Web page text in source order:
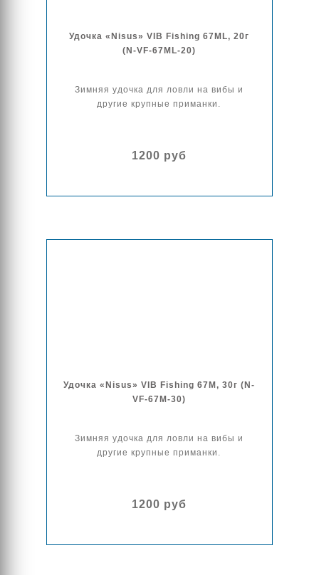
Удочка «Nisus» VIB Fishing 67ML, 20г
(N-VF-67ML-20)
Зимняя удочка для ловли на вибы и
другие крупные приманки.
1200 руб
Удочка «Nisus» VIB Fishing 67M, 30г (N-
VF-67M-30)
Зимняя удочка для ловли на вибы и
другие крупные приманки.
1200 руб